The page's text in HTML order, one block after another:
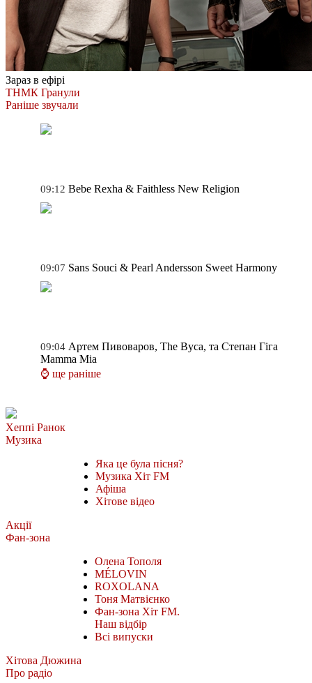
Зараз в ефірі
ТНМК Гранули
Раніше звучали
09:12 Bebe Rexha & Faithless New Religion
09:07 Sans Souci & Pearl Andersson Sweet Harmony
09:04 Артем Пивоваров, The Вуса, та Степан Гіга
Mamma Mia
⌚ ще раніше
Хеппі Ранок
Музика
Яка це була пісня?
Музика Хіт FM
Афіша
Хітове відео
Акції
Фан-зона
Олена Тополя
MÉLOVIN
ROXOLANA
Тоня Матвієнко
Фан-зона Хіт FM.
Наш відбір
Всі випуски
Хітова Дюжина
Про радіо